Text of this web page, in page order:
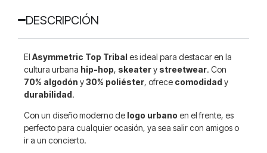
DESCRIPCIÓN
El Asymmetric Top Tribales ideal para destacar en la
cultura urbana hip-hop, skeatery streetwear. Con
70% algodón y30% poliéster, ofrece comodidady
durabilidad.
Con un diseño moderno de logo urbano en el frente, es
perfecto para cualquier ocasión, ya sea salir con amigos o
ir a un concierto.